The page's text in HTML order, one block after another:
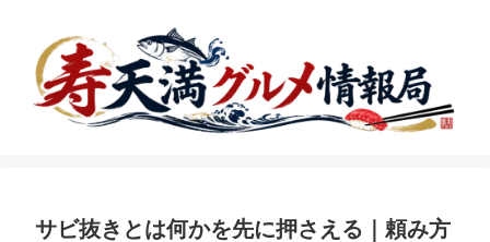
サビ抜きとは何かを先に押さえる｜頼み方